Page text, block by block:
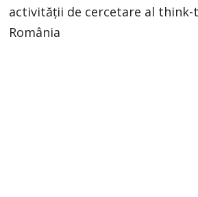
activității de cercetare al
România